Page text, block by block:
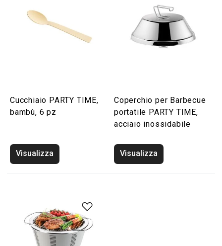
Cucchiaio PARTY TIME,
bambù, 6 pz
Visualizza
Coperchio per Barbecue
portatile PARTY TIME,
acciaio inossidabile
Visualizza